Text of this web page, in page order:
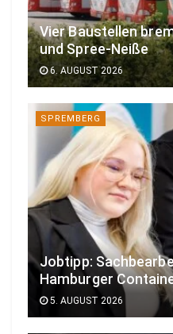
Vier Baustellen
und Spree-Neiße
6. AUGUST 2026
SPREMBERG
Jobtipp:
Hamburger
5. AUGUST 2026